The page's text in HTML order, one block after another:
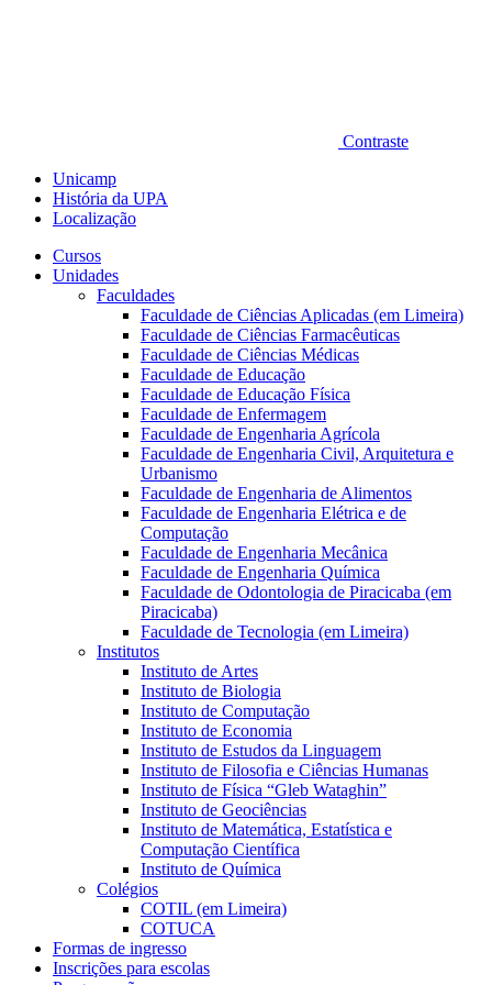
Contraste
Unicamp
História da UPA
Localização
Cursos
Unidades
Faculdades
Faculdade de Ciências Aplicadas (em Limeira)
Faculdade de Ciências Farmacêuticas
Faculdade de Ciências Médicas
Faculdade de Educação
Faculdade de Educação Física
Faculdade de Enfermagem
Faculdade de Engenharia Agrícola
Faculdade de Engenharia Civil, Arquitetura e
Urbanismo
Faculdade de Engenharia de Alimentos
Faculdade de Engenharia Elétrica e de
Computação
Faculdade de Engenharia Mecânica
Faculdade de Engenharia Química
Faculdade de Odontologia de Piracicaba (em
Piracicaba)
Faculdade de Tecnologia (em Limeira)
Institutos
Instituto de Artes
Instituto de Biologia
Instituto de Computação
Instituto de Economia
Instituto de Estudos da Linguagem
Instituto de Filosofia e Ciências Humanas
Instituto de Física “Gleb Wataghin”
Instituto de Geociências
Instituto de Matemática, Estatística e
Computação Científica
Instituto de Química
Colégios
COTIL (em Limeira)
COTUCA
Formas de ingresso
Inscrições para escolas